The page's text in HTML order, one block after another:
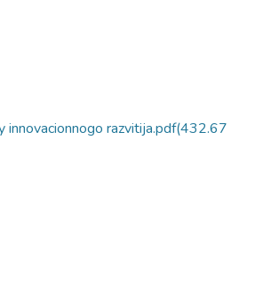
innovacionnogo razvitija.pdf(432.67